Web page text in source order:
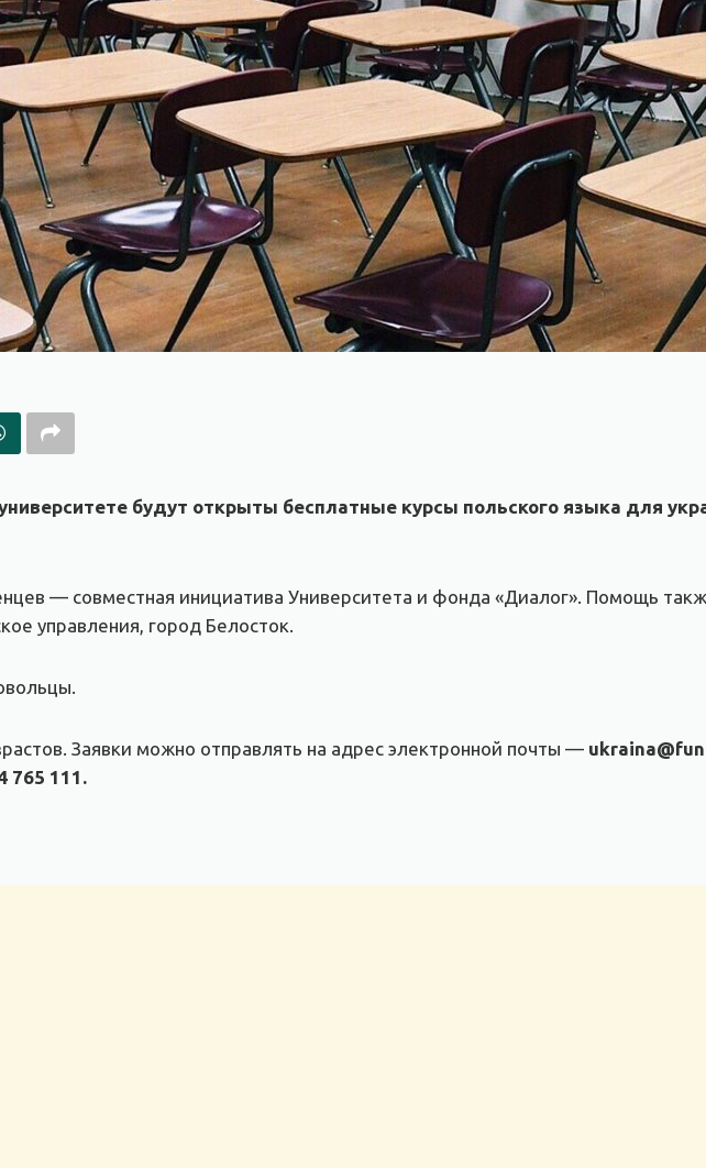
будут открыты бесплатные курсы польского языка для
— совместная инициатива Университета и фонда «Диалог». Помощь
управления, город Белосток.
Заявки можно отправлять на адрес электронной почты —
765 111.